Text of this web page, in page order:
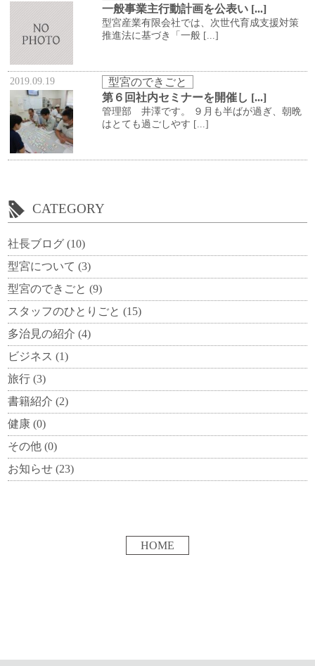
一般事業主行動計画を公表い [...]
型宮産業有限会社では、次世代育成支援対策
推進法に基づき「一般 [...]
2019.09.19 型宮のできごと
第６回社内セミナーを開催し [...]
管理部 井澤です。 ９月も半ばが過ぎ、朝晩
はとても過ごしやす [...]
CATEGORY
社長ブログ (10)
型宮について (3)
型宮のできごと (9)
スタッフのひとりごと (15)
多治見の紹介 (4)
ビジネス (1)
旅行 (3)
書籍紹介 (2)
健康 (0)
その他 (0)
お知らせ (23)
HOME